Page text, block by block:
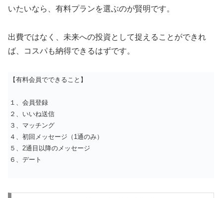
いたいなら、有料プランを選ぶのが賢明です。
出費ではなく、未来への投資として捉えることができれ
ば、コスパも納得できるはずです。
【有料会員でできること】
１、会員登録
２、いいね送信
３、マッチング
４、初回メッセージ（1通のみ）
５、2通目以降のメッセージ
６、デート